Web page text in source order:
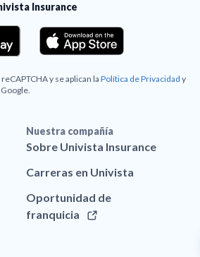
Insurance
y se aplican la Política de Privacidad y
Nuestra compañía
Sobre Univista Insurance
Carreras en Univista
Oportunidad de
franquicia